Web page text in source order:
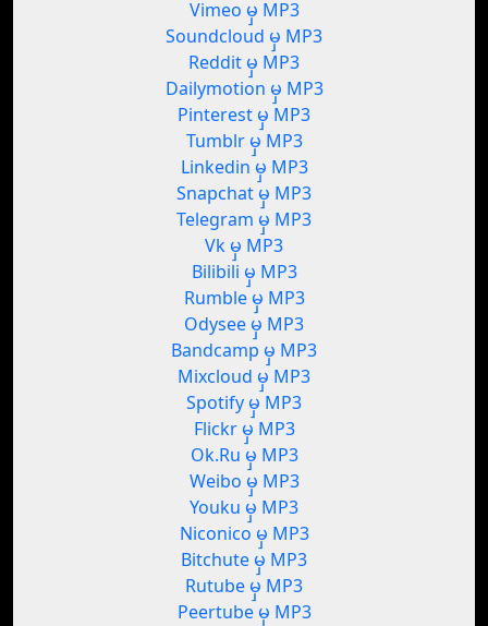
Vimeo မှ MP3
Soundcloud မှ MP3
Reddit မှ MP3
Dailymotion မှ MP3
Pinterest မှ MP3
Tumblr မှ MP3
Linkedin မှ MP3
Snapchat မှ MP3
Telegram မှ MP3
Vk မှ MP3
Bilibili မှ MP3
Rumble မှ MP3
Odysee မှ MP3
Bandcamp မှ MP3
Mixcloud မှ MP3
Spotify မှ MP3
Flickr မှ MP3
Ok.Ru မှ MP3
Weibo မှ MP3
Youku မှ MP3
Niconico မှ MP3
Bitchute မှ MP3
Rutube မှ MP3
Peertube မှ MP3